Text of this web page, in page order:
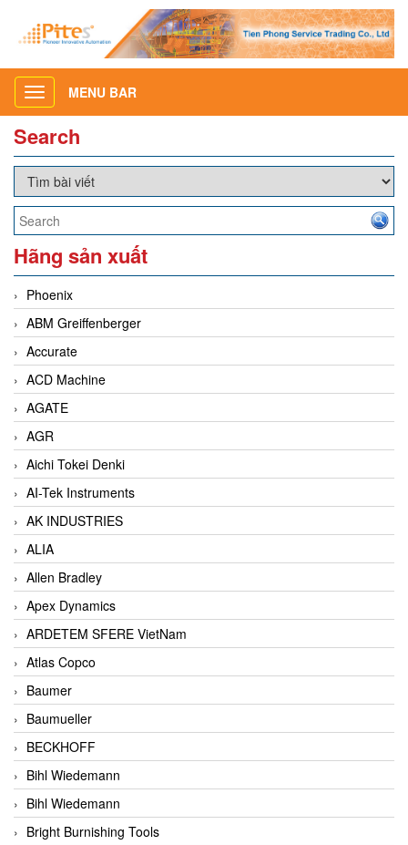
Toggle
navigation
MENU BAR
Search
Hãng sản xuất
Phoenix
ABM Greiffenberger
Accurate
ACD Machine
AGATE
AGR
Aichi Tokei Denki
AI-Tek Instruments
AK INDUSTRIES
ALIA
Allen Bradley
Apex Dynamics
ARDETEM SFERE VietNam
Atlas Copco
Baumer
Baumueller
BECKHOFF
Bihl Wiedemann
Bihl Wiedemann
Bright Burnishing Tools